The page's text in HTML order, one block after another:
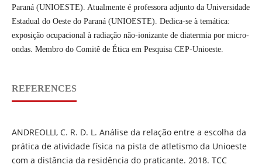
Paraná (UNIOESTE). Atualmente é professora adjunto da Universidade
Estadual do Oeste do Paraná (UNIOESTE). Dedica-se à temática:
exposição ocupacional à radiação não-ionizante de diatermia por micro-
ondas. Membro do Comitê de Ética em Pesquisa CEP-Unioeste.
REFERENCES
ANDREOLLI, C. R. D. L. Análise da relação entre a escolha da
prática de atividade física na pista de atletismo da Unioeste
com a distância da residência do praticante. 2018. TCC